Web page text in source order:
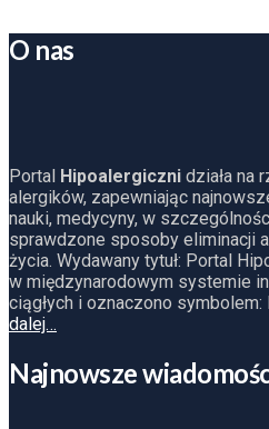
O nas
Portal Hipoalergiczni działa na
alergików, zapewniając
nauki, medycyny, w
sprawdzone sposoby eliminacji
życia. Wydawany tytuł: Portal
w międzynarodowym systemie
ciągłych i oznaczono
dalej…
Najnowsze